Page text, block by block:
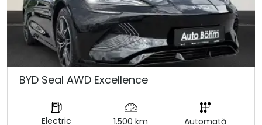
BYD Seal AWD Excellence
Electric 1.500 km Automată